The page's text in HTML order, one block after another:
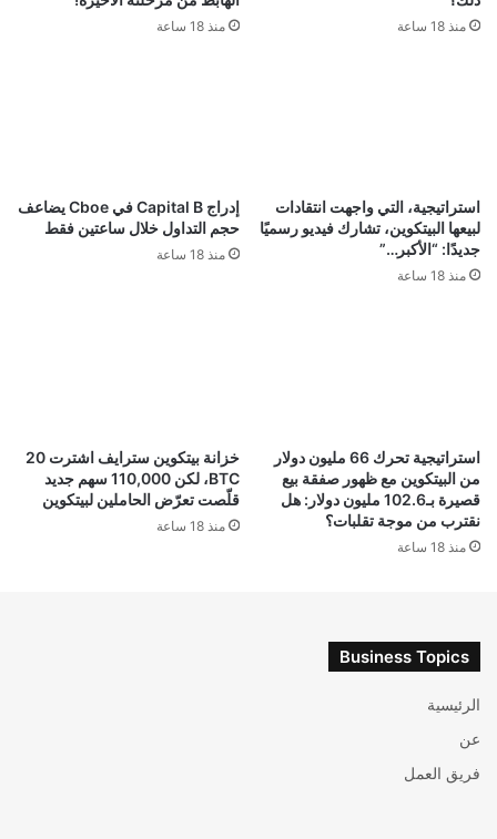
منذ 18 ساعة منذ 18 ساعة
استراتيجية، التي واجهت انتقادات
لبيعها البيتكوين، تشارك فيديو رسميًا
جديدًا: “الأكبر…”
منذ 18 ساعة
إدراج Capital B في Cboe يضاعف
حجم التداول خلال ساعتين فقط
منذ 18 ساعة
استراتيجية تحرك 66 مليون دولار
من البيتكوين مع ظهور صفقة بيع
قصيرة بـ102.6 مليون دولار: هل
نقترب من موجة تقلبات؟
منذ 18 ساعة
خزانة بيتكوين سترايف اشترت 20
BTC، لكن 110,000 سهم جديد
قلّصت تعرّض الحاملين لبيتكوين
منذ 18 ساعة
Business Topics
الرئيسية
عن
فريق العمل